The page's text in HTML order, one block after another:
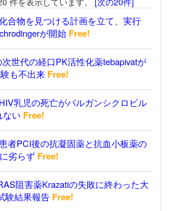
合物を見つける計画を立て、実行
が開始 Free!
世代の経口PK活性化薬tebapivatが
も不出来 Free!
乳児の死亡がバルガンシクロビル
ない Free!
者PCI後の抗凝固薬と抗血小板薬の
劣らず Free!
阻害薬Krazatiの失敗に終わった大
験結果報告 Free!